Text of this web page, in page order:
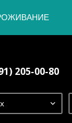
205-00-80